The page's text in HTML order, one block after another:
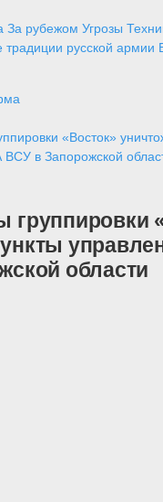
За рубежом Угрозы
традиции русской армии
«Восток»
в Запорожской
группировки
области